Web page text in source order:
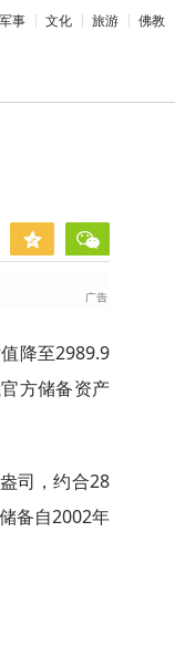
军事 文化 旅游 佛教
降至2989.9
方储备资产
司，约合28
备自2002年